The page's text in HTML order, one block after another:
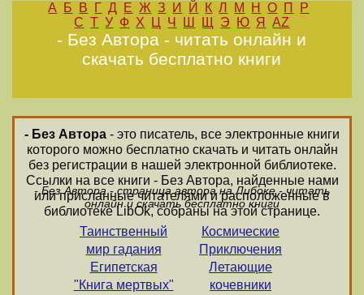
А Б В Г Д Е Ж З И Й К Л М Н О П
Р
С Т У Ф Х Ц Ч Ш Щ Э Ю Я AZ
- Без Автора - читать онлайн и
скачать бесплатно книги
- Без Автора - это писатель, все электронные книги
которого можно бесплатно скачать и читать онлайн
без регистрации в нашей электронной библиотеке.
Ссылки на все книги - Без Автора, найденные нами
или присланные читателями и расположенные в
библиотеке LibOk, собраны на этой странице.
- Без Автора - страница автора на Либоке - читать
онлайн и скачать бесплатно книги
Таинственный
мир гадания
Египетская
"Книга мертвых"
Космические
Приключения
Летающие
кочевники